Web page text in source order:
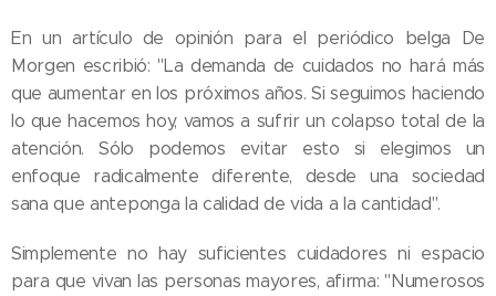
En un artículo de opinión para el periódico belga De
Morgen escribió: "La demanda de cuidados no hará más
que aumentar en los próximos años. Si seguimos haciendo
lo que hacemos hoy, vamos a sufrir un colapso total de la
atención. Sólo podemos evitar esto si elegimos un
enfoque radicalmente diferente, desde una sociedad
sana que anteponga la calidad de vida a la cantidad".
Simplemente no hay suficientes cuidadores ni espacio
para que vivan las personas mayores, afirma: "Numerosos